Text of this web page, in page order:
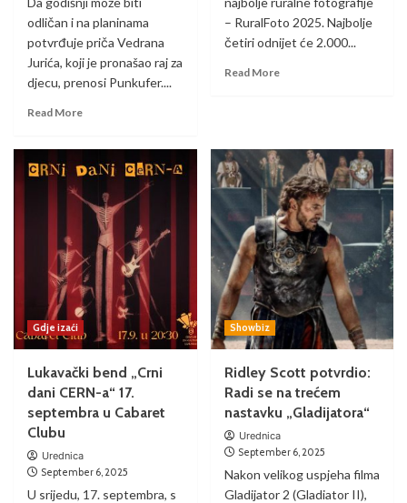
odličan i na planinama
potvrđuje priča Vedrana
Jurića, koji je pronašao raj za
djecu, prenosi Punkufer....
Read More
– RuralFoto 2025. Najbolje
četiri odnijet će 2.000...
Read More
Gdje izaći
Lukavački bend „Crni
dani CERN-a“ 17.
septembra u Cabaret
Clubu
Urednica
September 6, 2025
U srijedu, 17. septembra, s
Showbiz
Ridley Scott potvrdio:
Radi se na trećem
nastavku „Gladijatora“
Urednica
September 6, 2025
Nakon velikog uspjeha filma
Gladijator 2 (Gladiator II),